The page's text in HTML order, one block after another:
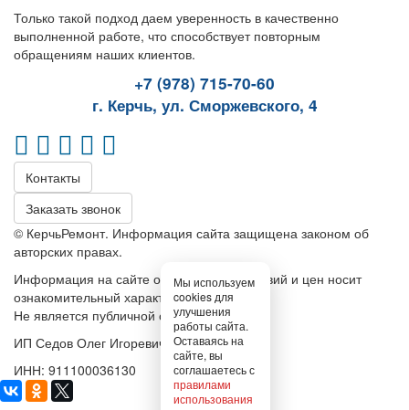
Только такой подход даем уверенность в качественно
выполненной работе, что способствует повторным
обращениям наших клиентов.
+7 (978) 715-70-60
г. Керчь, ул. Сморжевского, 4
Контакты
Заказать звонок
© КерчьРемонт. Информация сайта защищена законом об
авторских правах.
Информация на сайте относительно условий и цен носит
ознакомительный характер.
Не является публичной офертой
ИП Седов Олег Игоревич
ИНН: 911100036130
Мы используем
cookies для
улучшения
работы сайта.
Оставаясь на
сайте, вы
соглашаетесь с
правилами
использования